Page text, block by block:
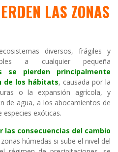
LAS ZONAS
diversos, frágiles y
a cualquier pequeña
se pierden principalmente
de los hábitats, causada por la
o la expansión agrícola, y
de agua, a los abocamientos de
especies exóticas.
las consecuencias del cambio
húmedas si sube el nivel del